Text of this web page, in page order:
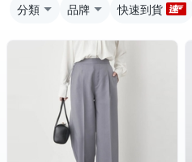
分類 品牌 快速到貨